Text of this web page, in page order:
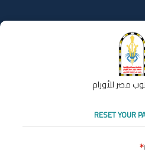
مصر للأورام
RESET YOUR